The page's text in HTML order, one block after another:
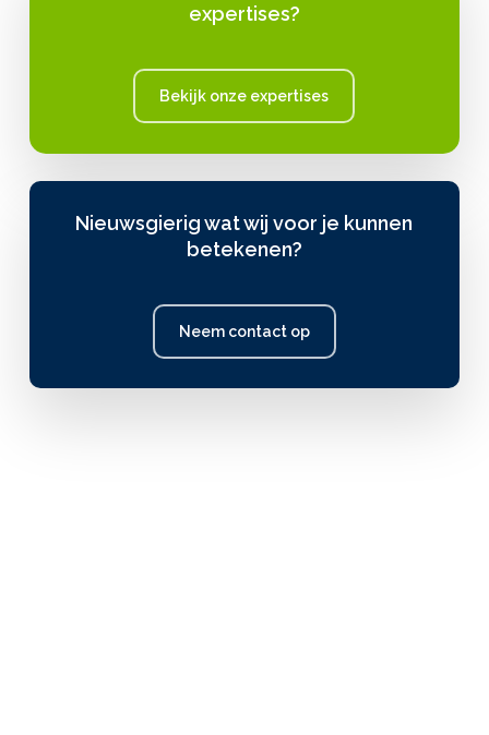
expertises?
Bekijk onze expertises
Nieuwsgierig wat wij voor je kunnen
betekenen?
Neem contact op